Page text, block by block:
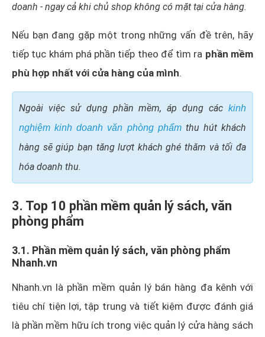
doanh - ngay cả khi chủ shop không có mặt tại cửa hàng.
Nếu bạn đang gặp một trong những vấn đề trên, hãy
tiếp tục khám phá phần tiếp theo để tìm ra phần mềm
phù hợp nhất với cửa hàng của mình.
Ngoài việc sử dụng phần mềm, áp dụng các kinh
nghiệm kinh doanh văn phòng phẩmthu hút khách
hàng sẽ giúp bạn tăng lượt khách ghé thăm và tối đa
hóa doanh thu.
3. Top 10 phần mềm quản lý sách, văn
phòng phẩm
3.1. Phần mềm quản lý sách, văn phòng phẩm
Nhanh.vn
Nhanh.vn là phần mềm quản lý bán hàng đa kênh với
tiêu chí tiện lợi, tập trung và tiết kiệm được đánh giá
là phần mềm hữu ích trong việc quản lý cửa hàng sách